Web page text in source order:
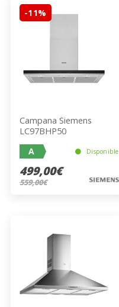
-11%
Campana Siemens
LC97BHP50
A
Disponible
499,00€
559,00€